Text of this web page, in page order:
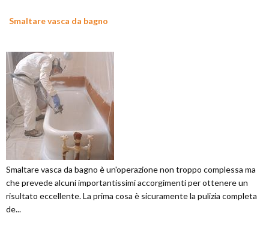
Smaltare vasca da bagno
Smaltare vasca da bagno è un'operazione non troppo complessa ma
che prevede alcuni importantissimi accorgimenti per ottenere un
risultato eccellente. La prima cosa è sicuramente la pulizia completa
de...